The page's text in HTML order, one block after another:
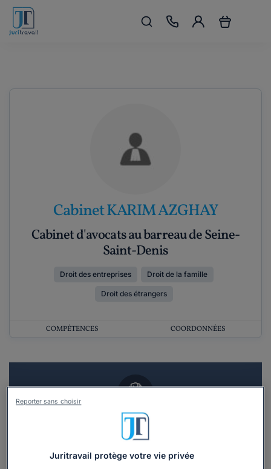
Cabinet KARIM AZGHAY
Cabinet d'avocats au barreau de Seine-
Saint-Denis
Droit des entreprises Droit de la famille
Droit des étrangers
COMPÉTENCES COORDONNÉES
Vous souhaitez un RDV en cabinet avec un
avocat ?
Juritravail protège votre vie privée
Reporter sans choisir